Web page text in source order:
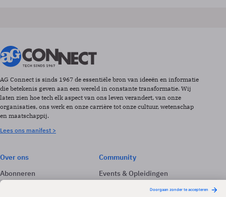
AG Connect is sinds 1967 de essentiële bron van ideeën en informatie
die betekenis geven aan een wereld in constante transformatie. Wij
laten zien hoe tech elk aspect van ons leven verandert, van onze
organisaties, ons werk en onze carrière tot onze cultuur, wetenschap
en maatschappij.
Lees ons manifest >
Over ons
Abonneren
Adverteren
Community
Events & Opleidingen